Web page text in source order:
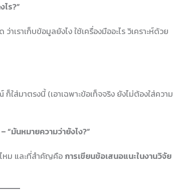
ร?”
เราเก็บข้อมูลยังไง ใช้เครื่องมืออะไร วิเคราะห์ด้วย
ส่มาตรงนี้ (เอาเฉพาะข้อเท็จจริง ยังไม่ต้องใส่ความ
มันหมายความว่ายังไง?”
หม และที่สำคัญคือ การเขียนข้อเสนอแนะในงานวิจัย